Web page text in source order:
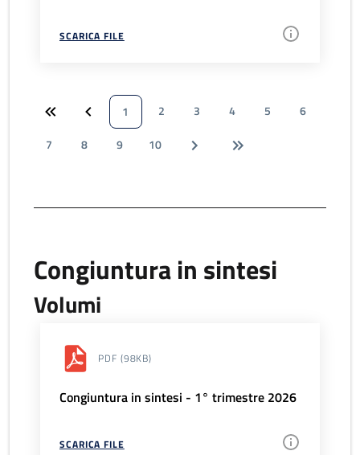
SCARICA FILE
1 2 3 4 5
6
7
8 9 10
Congiuntura in sintesi
Volumi
PDF (98KB)
Congiuntura in sintesi - 1° trimestre 2026
SCARICA FILE